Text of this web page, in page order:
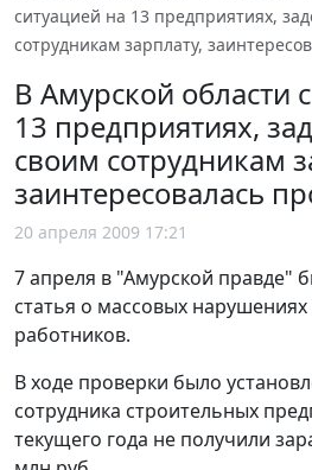
ситуацией на 13 предприятиях,
сотрудникам зарплату,
В Амурской области
13 предприятиях,
своим сотрудникам
заинтересовалась
20 апреля 2009 17:21
7 апреля в "Амурской правде"
статья о массовых
работников.
В ходе проверки было
сотрудника строительных
текущего года не получили